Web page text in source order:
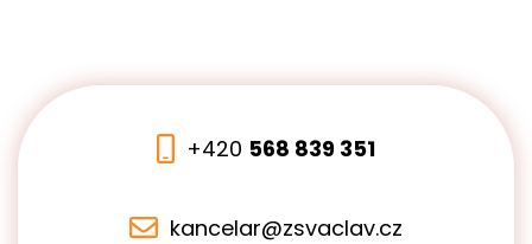
+420 568 839 351
kancelar@zsvaclav.cz